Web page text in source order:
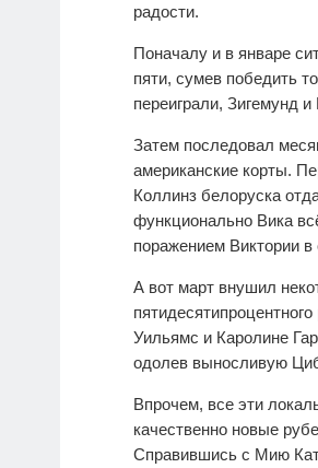
радости.
Поначалу и в январе
пяти, сумев победить
переиграли, Зигемунд
Затем последовал
американские корты.
Коллинз белоруска
функционально Вика
поражением Виктории в
А вот март внушил
Уильямс и Каролине
одолев выносливую
Впрочем, все эти
качественно новые
Справившись с Мию